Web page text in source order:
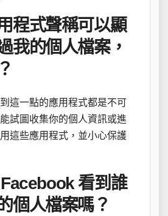
程式聲稱可以顯
我的個人檔案，
這一點的應用程式都是不可
試圖收集你的個人資訊或進
這些應用程式，並小心保護
看到誰
個人檔案嗎？